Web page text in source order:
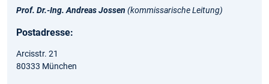
Prof. Dr.-Ing. Andreas Jossen (kommissarische Leitung)
Postadresse:
Arcisstr. 21
80333 München